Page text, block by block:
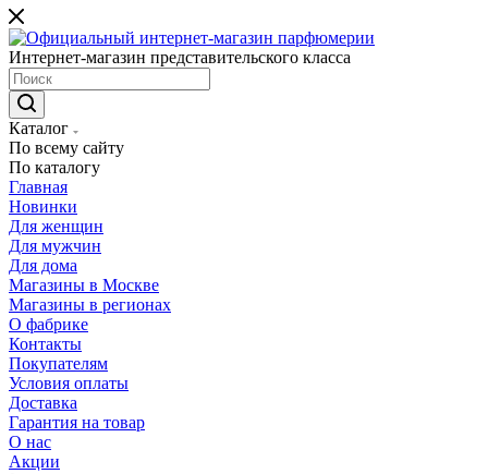
Интернет-магазин представительского класса
Каталог
По всему сайту
По каталогу
Главная
Новинки
Для женщин
Для мужчин
Для дома
Магазины в Москве
Магазины в регионах
О фабрике
Контакты
Покупателям
Условия оплаты
Доставка
Гарантия на товар
О нас
Акции